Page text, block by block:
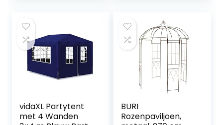
met wielen &
grondanker –
Antraciet
vidaXL Partytent
met 4 Wanden
BURI
Rozenpaviljoen,